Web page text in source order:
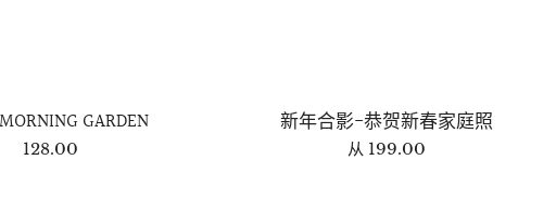
GARDEN
128.00
新年合影-恭贺新春家庭照
从 199.00